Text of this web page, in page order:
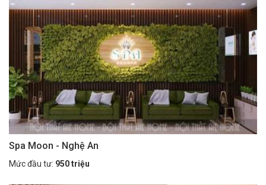
Spa Moon - Nghệ An
Mức đầu tư: 950 triệu